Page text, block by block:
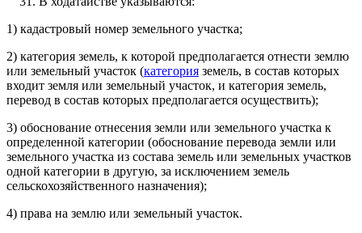
1) кадастровый номер земельного участка;
2) категория земель, к которой предполагается отнести землю
или земельный участок (категория земель, в состав которых
входит земля или земельный участок, и категория земель,
перевод в состав которых предполагается осуществить);
3) обоснование отнесения земли или земельного участка к
определенной категории (обоснование перевода земли или
земельного участка из состава земель или земельных участков
одной категории в другую, за исключением земель
сельскохозяйственного назначения);
4) права на землю или земельный участок.